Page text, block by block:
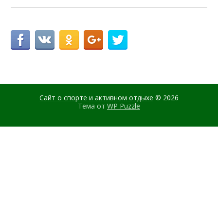
Сайт о спорте и активном отдыхе © 2026
Тема от WP Puzzle